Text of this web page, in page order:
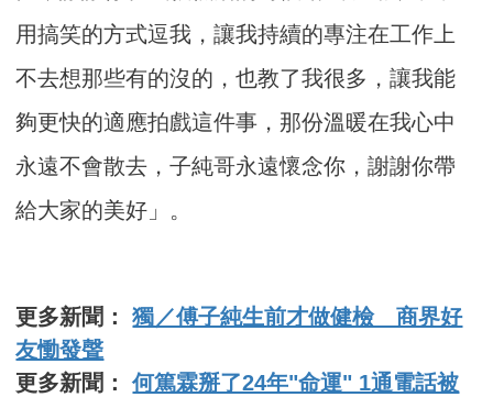
用搞笑的方式逗我，讓我持續的專注在工作上
不去想那些有的沒的，也教了我很多，讓我能
夠更快的適應拍戲這件事，那份溫暖在我心中
永遠不會散去，子純哥永遠懷念你，謝謝你帶
給大家的美好」。
更多新聞：獨／傅子純生前才做健檢 商界好
友慟發聲
更多新聞：何篤霖掰了24年"命運" 1通電話被